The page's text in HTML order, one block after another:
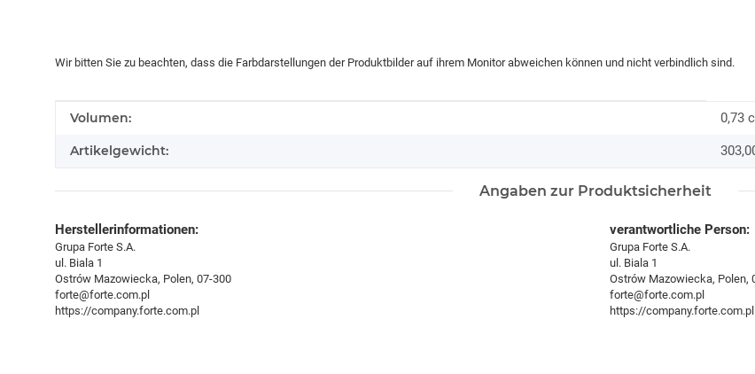
Wir bitten Sie zu beachten, dass die Farbdarstellungen der Produktbilder auf ihrem Monitor abweichen können und nicht verbindlich sind.
Produkteigenschaft
Wert
Volumen: 0,73
Artikelgewicht:
Angaben zur Produktsicherheit
Herstellerinformationen:
Grupa Forte S.A.
ul. Biala 1
Ostrów Mazowiecka, Polen, 07-300
forte@forte.com.pl
https://company.forte.com.pl
verantwortliche Person:
Grupa Forte S.A.
ul. Biala 1
Ostrów Mazowiecka, Polen,
forte@forte.com.pl
https://company.forte.com.pl